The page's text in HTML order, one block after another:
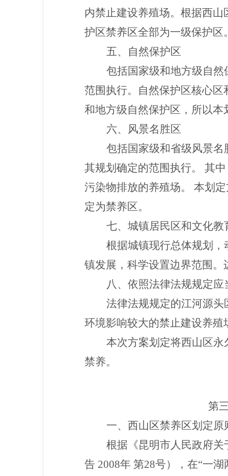
内禁止建设养殖场。根据西
护区禁养区全部为一级保护区
五、自然保护区
包括国家级和地方级自
范围执行。自然保护区核心
和地方级自然保护区，所以
六、风景名胜区
包括国家级和省级风景
其规划确定的范围执行。 其
污染物排放的养殖场。 本划
定为禁养区。
七、城镇居民区和文化教
根据城镇现行总体规划
镇发展，科学设置边界范围
八、依照法律法规规定应
法律法规规定的江河源
环境影响较大的禁止建设养殖
本次方案划定将西山区
禁养。
第
一、西山区禁养区划定原
根据《昆明市人民政府
告 2008年 第28号），在“一